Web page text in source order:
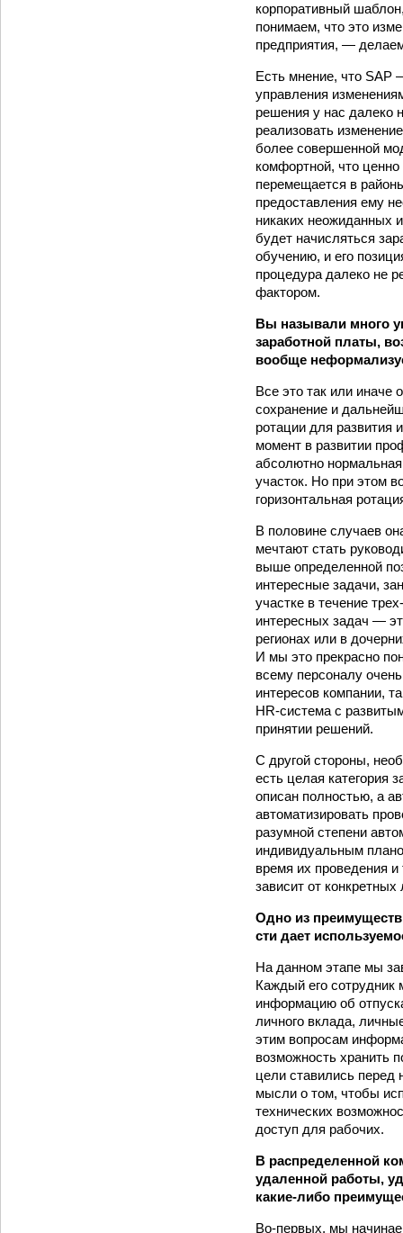
корпоративный
понимаем, что это
предприятия, —
Есть мнение, что SAP
управления
решения у нас далеко
реализовать
более совершенной
комфортной, что
перемещается в
предоставления ему
никаких неожиданных
будет начисляться
обучению, и его
процедура далеко не
фактором.
Вы называли много
заработной платы,
вообще
Все это так или иначе
сохранение и
ротации для развития
момент в развитии
абсолютно нормальная
участок. Но при этом
горизонтальная
В половине случаев
мечтают стать
выше определенной
интересные задачи,
участке в течение
интересных задач —
регионах или в
И мы это прекрасно
всему персоналу
интересов компании,
HR‑система с
принятии решений.
С другой стороны,
есть целая категория
описан полностью, а
автоматизировать
разумной степени
индивидуальным
время их проведения
зависит от
Одно из
сти дает
На данном этапе мы
Каждый его сотрудник
информацию об
личного вклада,
этим вопросам
возможность хранить
цели ставились перед
мысли о том, чтобы
технических
доступ для рабочих.
В распределенной
удаленной работы,
какие‑либо
Во-первых, мы